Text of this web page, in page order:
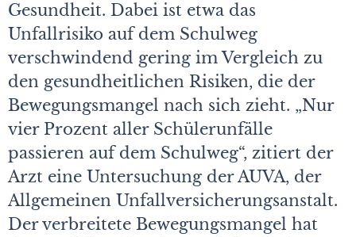
Gesundheit. Dabei ist etwa das
Unfallrisiko auf dem Schulweg
verschwindend gering im Vergleich zu
den gesundheitlichen Risiken, die der
Bewegungsmangel nach sich zieht. „Nur
vier Prozent aller Schülerunfälle
passieren auf dem Schulweg“, zitiert der
Arzt eine Untersuchung der AUVA, der
Allgemeinen Unfallversicherungsanstalt.
Der verbreitete Bewegungsmangel hat